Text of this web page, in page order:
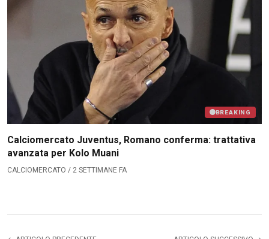
BREAKING
Calciomercato Juventus, Romano conferma: trattativa
avanzata per Kolo Muani
CALCIOMERCATO / 2 SETTIMANE FA